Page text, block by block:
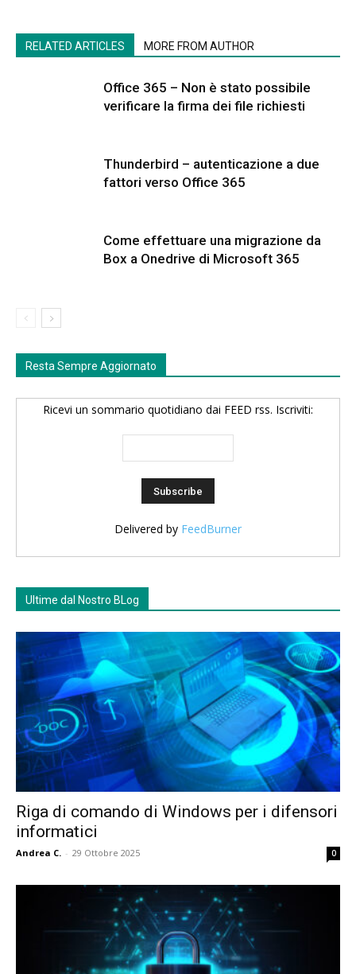
RELATED ARTICLES MORE FROM AUTHOR
Office 365 – Non è stato possibile
verificare la firma dei file richiesti
Thunderbird – autenticazione a due
fattori verso Office 365
Come effettuare una migrazione da
Box a Onedrive di Microsoft 365
Resta Sempre Aggiornato
Ricevi un sommario quotidiano dai FEED rss. Iscriviti:
Delivered by FeedBurner
Ultime dal Nostro BLog
Riga di comando di Windows per i difensori
informatici
Andrea C. - 29 Ottobre 2025 0